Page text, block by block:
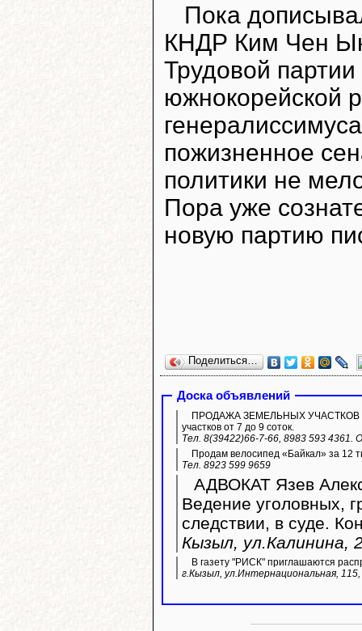
Пока
КНДР Ким Чен
Трудовой
южнокорейской
пожизненное
политики не
Пора уже
новую партию
Поделиться…
Доска объявлений
ПРОДАЖА ЗЕМЕЛЬНЫХ УЧАСТКОВ
участков от 7 до 9 соток.
Тел. 8(39422)66-7-66, 8983 593
Продам велосипед «Байкал» за 12
Тел. 8923 599 9659
АДВОКАТ Язев
Ведение уголовных,
следствии, в суде.
Кызыл, ул.Калинина,
В газету "РИСК" приглашаются
г.Кызыл, ул.Интернациональная,